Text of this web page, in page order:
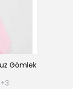
Gömlek
+3